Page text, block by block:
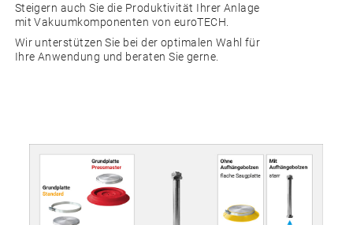
Steigern auch Sie die Produktivität Ihrer Anlage
mit Vakuumkomponenten von euroTECH.
Wir unterstützen Sie bei der optimalen Wahl für
Ihre Anwendung und beraten Sie gerne.